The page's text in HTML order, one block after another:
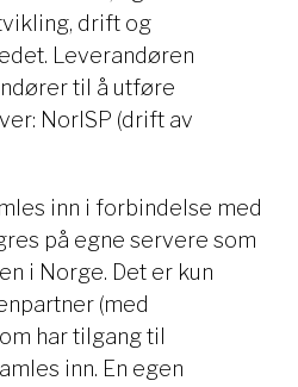
drift og
Leverandøren
til å utføre
NorISP (drift av
inn i forbindelse med
på egne servere som
i Norge. Det er kun
(med
har tilgang til
inn. En egen